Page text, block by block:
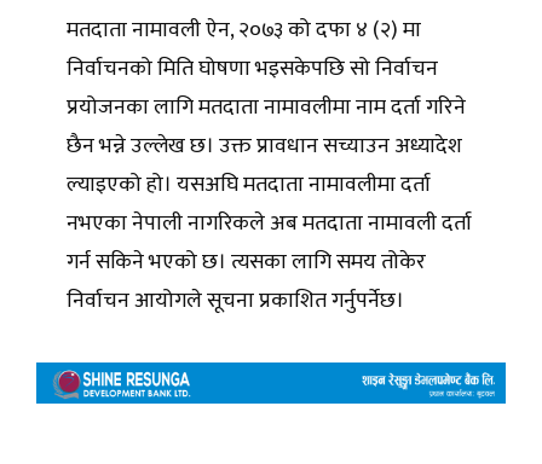
मतदाता नामावली ऐन, २०७३ को दफा ४ (२) मा
निर्वाचनको मिति घोषणा भइसकेपछि सो निर्वाचन
प्रयोजनका लागि मतदाता नामावलीमा नाम दर्ता गरिने
छैन भन्ने उल्लेख छ। उक्त प्रावधान सच्याउन अध्यादेश
ल्याइएको हो। यसअघि मतदाता नामावलीमा दर्ता
नभएका नेपाली नागरिकले अब मतदाता नामावली दर्ता
गर्न सकिने भएको छ। त्यसका लागि समय तोकेर
निर्वाचन आयोगले सूचना प्रकाशित गर्नुपर्नेछ।